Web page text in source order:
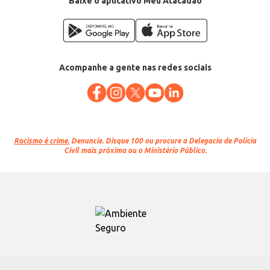
Acompanhe a gente nas redes sociais
Racismo é crime. Denuncie. Disque 100 ou procure a Delegacia de Polícia
Civil mais próxima ou o Ministério Público.